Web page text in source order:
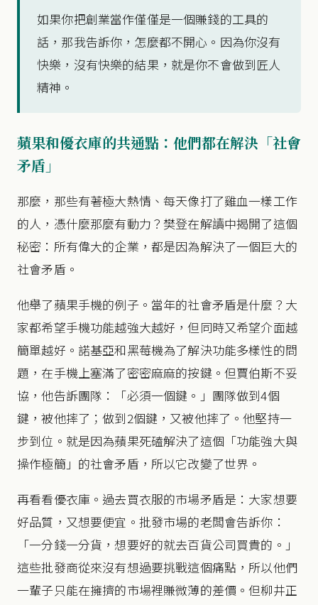
如果你把創業當作僅僅是一個賺錢的工具的
話，那我告訴你，怎麼都不開心。因為你沒有
快樂，沒有快樂的結果，就是你不會做到匠人
精神。
蘋果和優衣庫的共通點：他們都在解決「社會
矛盾」
那麼，那些有著極大熱情、每天像打了雞血一樣工作
的人，憑什麼那麼有動力？樊登在解讀中揭開了這個
秘密：所有偉大的企業，都是因為解決了一個巨大的
社會矛盾。
他舉了蘋果手機的例子。當年的社會矛盾是什麼？大
家都希望手機功能越強大越好，但同時又希望介面越
簡單越好。諾基亞和黑莓機為了解決功能多樣性的問
題，在手機上塞滿了密密麻麻的按鍵。但賈伯斯不妥
協，他告訴團隊：「必須一個鍵。」團隊做到4個
鍵，被他摔了；做到2個鍵，又被他摔了。他堅持一
步到位。就是因為蘋果死磕解決了這個「功能強大與
操作極簡」的社會矛盾，所以它改變了世界。
再看看優衣庫。過去買衣服的市場矛盾是：大家想要
好品質，又想要便宜。批發市場的老闆會告訴你：
「一分錢一分貨，想要好的就去百貨公司買貴的。」
這些批發商從來沒有想過要挑戰這個痛點，所以他們
一輩子只能在擁擠的市場裡賺微薄的差價。但柳井正